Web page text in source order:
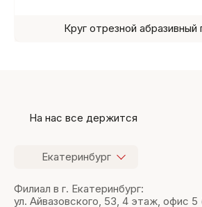
Круг отрезной
На нас все держится
Екатеринбург
Филиал в г. Екатеринбург:
ул. Айвазовского, 53, 4 этаж, офис